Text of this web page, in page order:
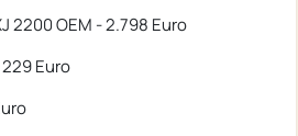
2200 OEM - 2.798 Euro
Euro